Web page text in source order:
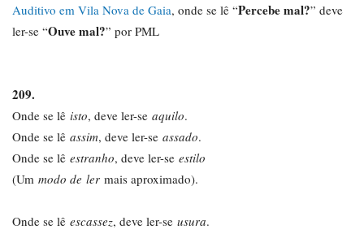
Auditivo em Vila Nova de Gaia, onde se lê “Percebe mal?” deve
ler-se “Ouve mal?” por PML
209.
Onde se lê isto, deve ler-se aquilo.
Onde se lê assim, deve ler-se assado.
Onde se lê estranho, deve ler-se estilo
(Um modo de ler mais aproximado).
Onde se lê escassez, deve ler-se usura.